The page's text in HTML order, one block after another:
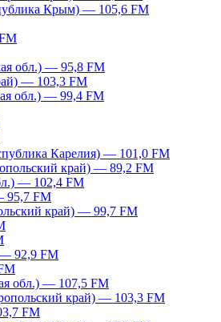
Крым) — 105,6 FM
обл.) — 95,8 FM
— 103,3 FM
обл.) — 99,4 FM
Карелия) — 101,0 FM
край) — 89,2 FM
— 102,4 FM
95,7 FM
край) — 99,7 FM
— 92,9 FM
обл.) — 107,5 FM
край) — 103,3 FM
FM